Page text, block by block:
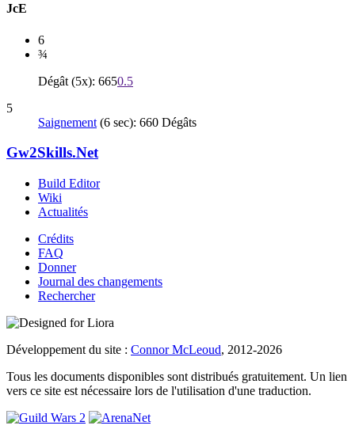
JcE
6
¾
Dégât (5x): 6650.5
5
Saignement (6 sec): 660 Dégâts
Gw2Skills.Net
Build Editor
Wiki
Actualités
Crédits
FAQ
Donner
Journal des changements
Rechercher
Développement du site : Connor McLeoud, 2012-2026
Tous les documents disponibles sont distribués gratuitement. Un lien
vers ce site est nécessaire lors de l'utilisation d'une traduction.